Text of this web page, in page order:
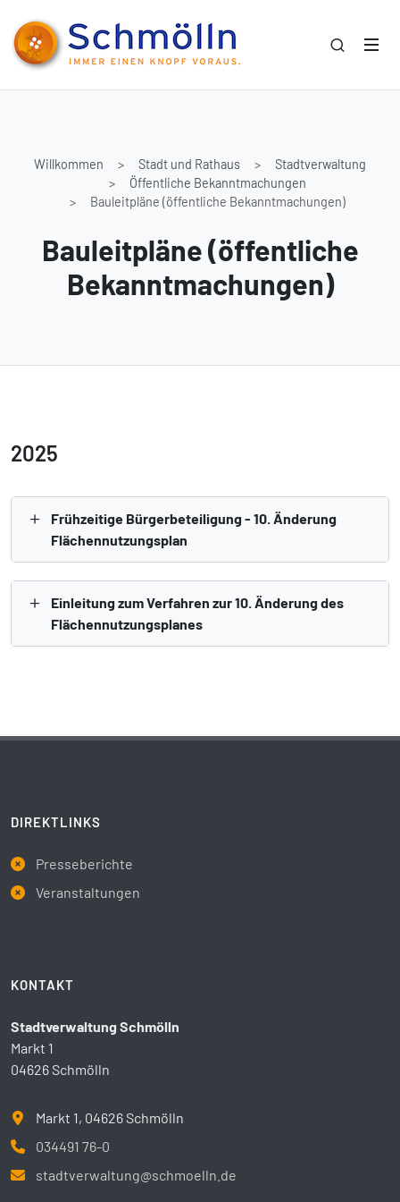
Willkommen Stadt und Rathaus
Stadtverwaltung
Öffentliche Bekanntmachungen
Bauleitpläne (öffentliche Bekanntmachungen)
Bauleitpläne (öffentliche
Bekanntmachungen)
2025
Frühzeitige Bürgerbeteiligung - 10. Änderung
Flächennutzungsplan
Einleitung zum Verfahren zur 10. Änderung des
Flächennutzungsplanes
DIREKTLINKS
Presseberichte
Veranstaltungen
KONTAKT
Stadtverwaltung Schmölln
Markt 1
04626 Schmölln
Markt 1, 04626 Schmölln
034491 76-0
stadtverwaltung@schmoelln.de